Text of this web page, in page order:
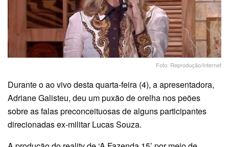
Foto: Reprodução/Internet
Durante o ao vivo desta quarta-feira (4), a apresentadora,
Adriane Galisteu, deu um puxão de orelha nos peões
sobre as falas preconceituosas de alguns participantes
direcionadas ex-militar Lucas Souza.